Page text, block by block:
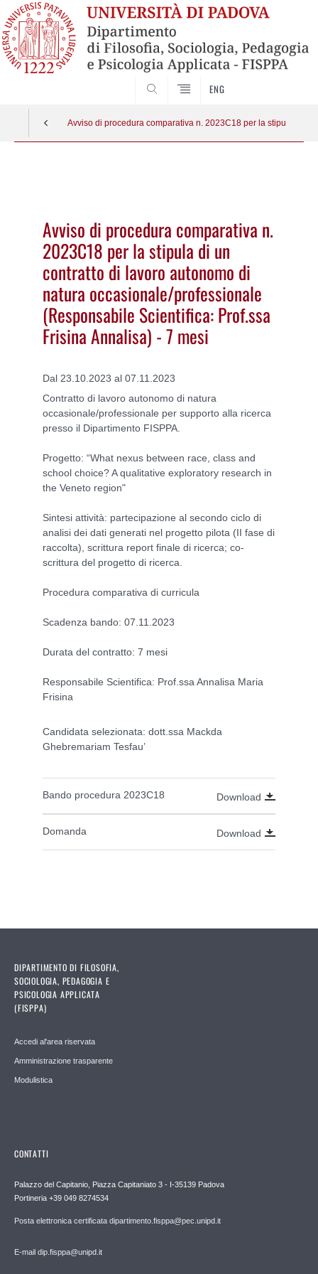
ENG
Avviso di procedura comparativa n. 2023C18 per la stipula di
Avviso di procedura comparativa n.
2023C18 per la stipula di un
contratto di lavoro autonomo di
natura occasionale/professionale
(Responsabile Scientifica: Prof.ssa
Frisina Annalisa) - 7 mesi
Dal 23.10.2023 al 07.11.2023
Contratto di lavoro autonomo di natura
occasionale/professionale per supporto alla ricerca
presso il Dipartimento FISPPA.
Progetto: “What nexus between race, class and
school choice? A qualitative exploratory research in
the Veneto region"
Sintesi attività: partecipazione al secondo ciclo di
analisi dei dati generati nel progetto pilota (II fase di
raccolta), scrittura report finale di ricerca; co-
scrittura del progetto di ricerca.
Procedura comparativa di curricula
Scadenza bando: 07.11.2023
Durata del contratto: 7 mesi
Responsabile Scientifica: Prof.ssa Annalisa Maria
Frisina
Candidata selezionata: dott.ssa Mackda
Ghebremariam Tesfau’
Bando procedura 2023C18 Download
Domanda Download
DIPARTIMENTO DI FILOSOFIA,
SOCIOLOGIA, PEDAGOGIA E
PSICOLOGIA APPLICATA
(FISPPA)
Accedi al'area riservata
Amministrazione trasparente
Modulistica
CONTATTI
Palazzo del Capitanio, Piazza Capitaniato 3 - I-35139 Padova
Portineria +39 049 8274534
Posta elettronica certificata dipartimento.fisppa@pec.unipd.it
E-mail dip.fisppa@unipd.it